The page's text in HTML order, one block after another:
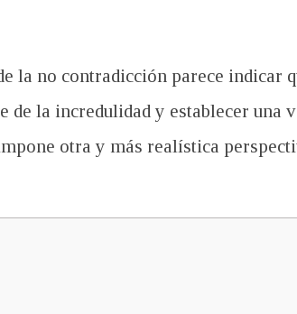
la no contradicción parece indicar
la incredulidad y establecer una
otra y más realística